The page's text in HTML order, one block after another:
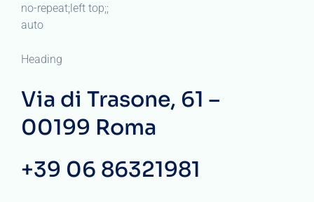
no-repeat;left top;;
auto
Heading
Via di Trasone, 61 –
00199 Roma
+39 06 86321981